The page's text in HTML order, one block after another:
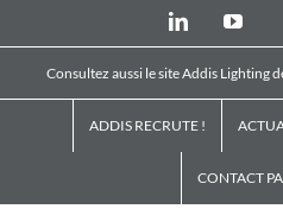
LinkedIn
Consultez aussi le site Addis Lighting
ADDIS RECRUTE !
CONTACT